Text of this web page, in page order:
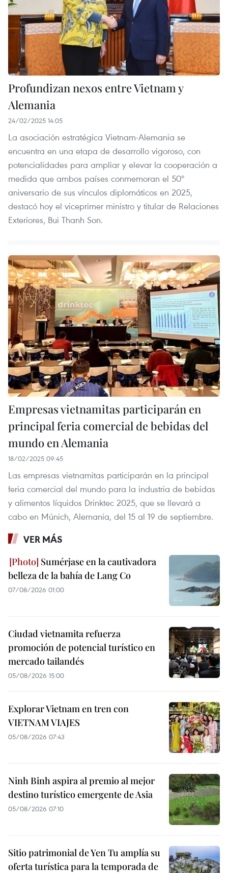
Profundizan nexos entre Vietnam y
Alemania
24/02/2025 14:05
La asociación estratégica Vietnam-Alemania se
encuentra en una etapa de desarrollo vigoroso, con
potencialidades para ampliar y elevar la cooperación a
medida que ambos países conmemoran el 50º
aniversario de sus vínculos diplomáticos en 2025,
destacó hoy el viceprimer ministro y titular de Relaciones
Exteriores, Bui Thanh Son.
Empresas vietnamitas participarán en
principal feria comercial de bebidas del
mundo en Alemania
18/02/2025 09:45
Las empresas vietnamitas participarán en la principal
feria comercial del mundo para la industria de bebidas
y alimentos líquidos Drinktec 2025, que se llevará a
cabo en Múnich, Alemania, del 15 al 19 de septiembre.
VER MÁS
Sumérjase en la cautivadora
belleza de la bahía de Lang Co
07/08/2026 01:00
Ciudad vietnamita refuerza
promoción de potencial turístico en
mercado tailandés
05/08/2026 15:00
Explorar Vietnam en tren con
VIETNAM VIAJES
05/08/2026 07:43
Ninh Binh aspira al premio al mejor
destino turístico emergente de Asia
05/08/2026 07:10
Sitio patrimonial de Yen Tu amplía su
oferta turística para la temporada de